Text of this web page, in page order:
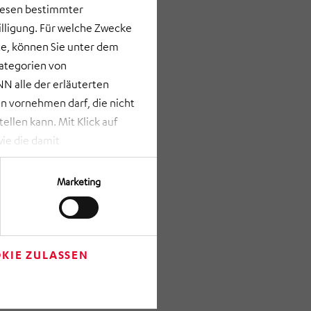
bestimmter
Für welche Zwecke
können Sie unter dem
von
alle der erläuterten
vornehmen darf, die nicht
kann. Mit Klick auf
die damit
bei Klick auf „ANPASSEN“
nur die Informationen
gestellt werden
Schaltfläche am unteren
auf „Einwilligung
getroffenen Einstellungen
Marketing
ZULASSEN